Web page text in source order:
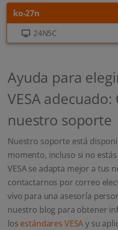
ko-27n
24N5C
Ayuda para
VESA
nuestro soporte
Nuestro soporte está
momento, incluso si no
VESA se adapta mejor a tus
contactarnos por correo
vivo para una asesoría
nuestro blog para obtener
los estándares VESAy su